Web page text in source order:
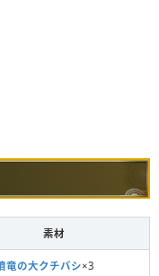
素材
竜の大クチバシ×3